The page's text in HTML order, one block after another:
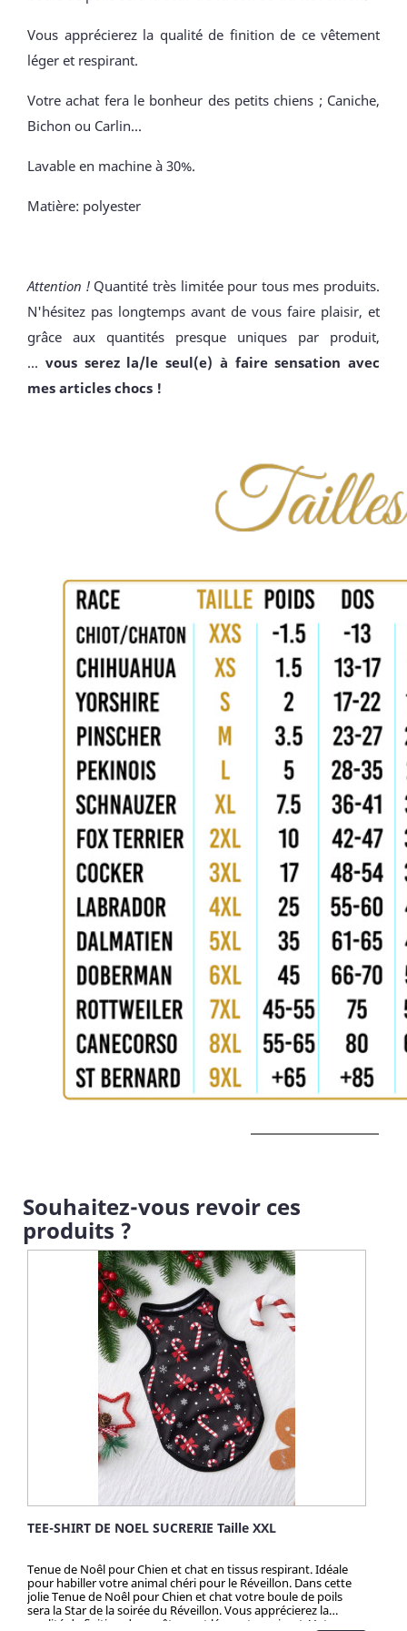
Vous apprécierez la qualité de finition de ce vêtement
léger et respirant.
Votre achat fera le bonheur des petits chiens ; Caniche,
Bichon ou Carlin...
Lavable en machine à 30%.
Matière: polyester
Attention !Quantité très limitée pour tous mes produits.
N'hésitez pas longtemps avant de vous faire plaisir, et
grâce aux quantités presque uniques par produit,
... vous serez la/le seul(e) à faire sensation avec
mes articles chocs !
Souhaitez-vous revoir ces
produits ?
TEE-SHIRT DE NOEL SUCRERIE Taille XXL
Tenue de Noêl pour Chien et chat en tissus respirant. Idéale
pour habiller votre animal chéri pour le Réveillon. Dans cette
jolie Tenue de Noêl pour Chien et chat votre boule de poils
sera la Star de la soirée du Réveillon. Vous apprécierez la
qualité de finition de ce vêtement léger et respirant. Votre